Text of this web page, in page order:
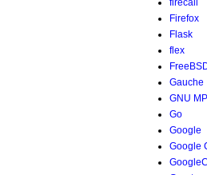
firecall
Firefox
Flask
flex
Gauche
GNU
Go
Google
Google